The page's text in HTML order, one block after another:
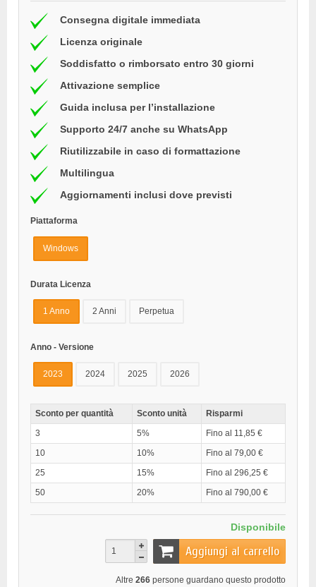
Consegna digitale immediata
Licenza originale
Soddisfatto o rimborsato entro 30 giorni
Attivazione semplice
Guida inclusa per l’installazione
Supporto 24/7 anche su WhatsApp
Riutilizzabile in caso di formattazione
Multilingua
Aggiornamenti inclusi dove previsti
Piattaforma
Windows
Durata Licenza
1 Anno 2 Anni Perpetua
Anno - Versione
2023 2024 2025 2026
Sconto per quantità Sconto unità
Risparmi
3
5%
Fino al 11,85 €
10
10%
Fino al 79,00 €
25
15%
Fino al 296,25 €
50
20% Fino al 790,00 €
Disponibile
Aggiungi al carrello
Altre 266 persone guardano questo prodotto